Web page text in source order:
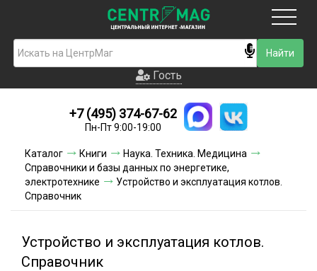
Гость
Новинки
Условия доставки
Условия оплаты
Акции и скидки
Гость
+7 (495) 374-67-62
Пн-Пт 9:00-19:00
Каталог Книги
Наука. Техника. Медицина
Справочники и базы данных по энергетике,
электротехнике
Устройство и эксплуатация котлов.
Справочник
Устройство и эксплуатация котлов.
Справочник